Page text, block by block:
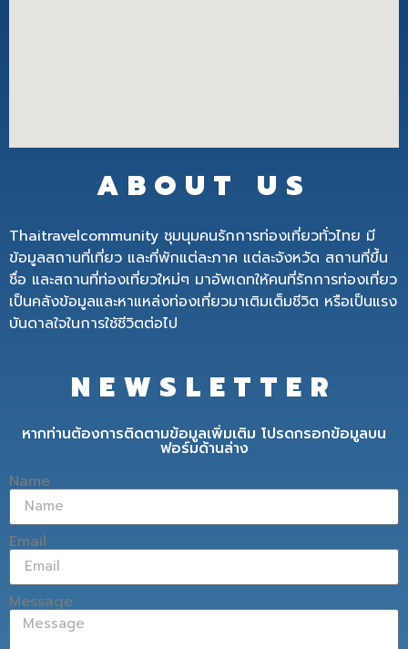
ABOUT US
Thaitravelcommunity ชุมนุมคนรักการท่องเที่ยวทั่วไทย มี
ข้อมูลสถานที่เที่ยว และที่พักแต่ละภาค แต่ละจังหวัด สถานที่ขึ้น
ชื่อ และสถานที่ท่องเที่ยวใหม่ๆ มาอัพเดทให้คนที่รักการท่องเที่ยว
เป็นคลังข้อมูลและหาแหล่งท่องเที่ยวมาเติมเต็มชีวิต หรือเป็นแรง
บันดาลใจในการใช้ชีวิตต่อไป
NEWSLETTER
หากท่านต้องการติดตามข้อมูลเพิ่มเติม โปรดกรอกข้อมูลบน
ฟอร์มด้านล่าง
Name
Email
Message